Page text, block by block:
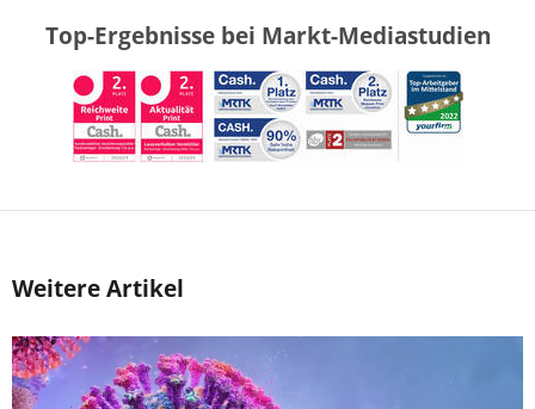
Top-Ergebnisse bei Markt-Mediastudien
Weitere Artikel